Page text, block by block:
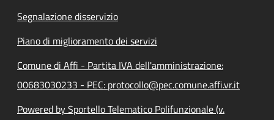
Segnalazione disservizio
Piano di miglioramento dei servizi
Comune di Affi - Partita IVA dell'amministrazione:
00683030233 - PEC: protocollo@pec.comune.affi.vr.it
Powered by Sportello Telematico Polifunzionale (v.